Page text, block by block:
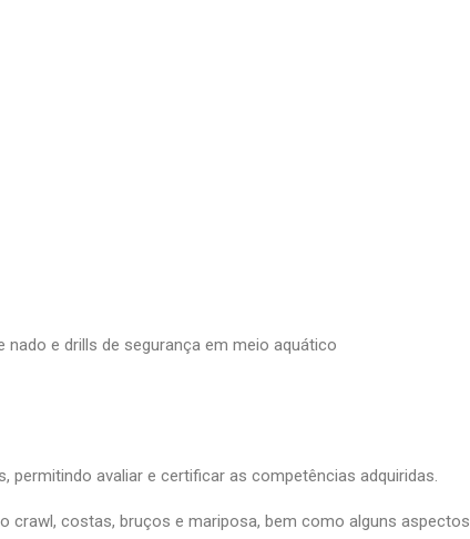
e drills de segurança em meio aquático
avaliar e certificar as competências adquiridas.
costas, bruços e mariposa, bem como alguns aspectos